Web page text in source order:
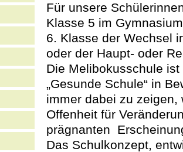
Für unsere
Klasse 5 im
6. Klasse der Wechsel
oder der Haupt- oder
Die Melibokusschule
„Gesunde Schule“ in
immer dabei zu
Offenheit für
prägnanten
Das Schulkonzept,